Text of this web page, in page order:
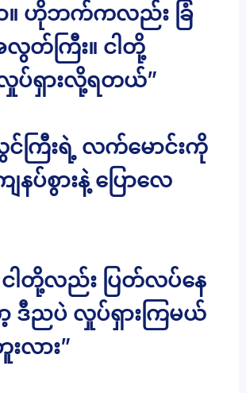
။ ဟိုဘက်ကလည်း ခြံ
ကြီး။ ငါတို့
ပ်ရှားလို့ရတယ်”
င်ကြီးရဲ့ လက်မောင်းကို
နပ်စွားနဲ့ ပြောလေ
ငါတို့လည်း ပြတ်လပ်နေ
ဒီညပဲ လှုပ်ရှားကြမယ်
လား”